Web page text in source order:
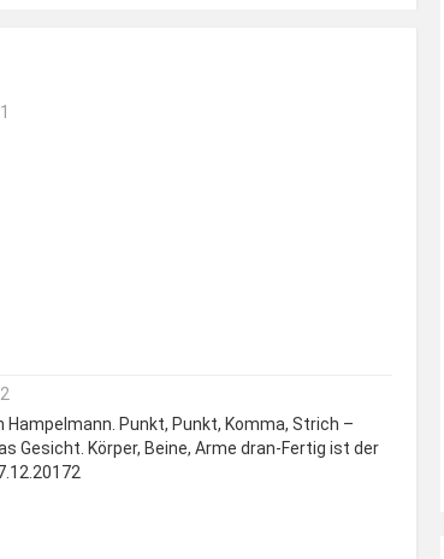
Hampelmann. Punkt, Punkt, Komma, Strich –
Gesicht. Körper, Beine, Arme dran-Fertig ist der